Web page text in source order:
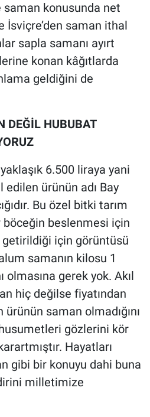
saman konusunda net
İsviçre’den saman ithal
sapla samanı ayırt
konan kâğıtlarda
geldiğini de
DEĞİL HUBUBAT
6.500 liraya yani
ürünün adı Bay
Bu özel bitki tarım
böceğin beslenmesi için
getirildiği için görüntüsü
samanın kilosu 1
olmasına gerek yok. Akıl
hiç değilse fiyatından
saman olmadığını
gözlerini kör
Hayatları
gibi bir konuyu dahi buna
milletimize